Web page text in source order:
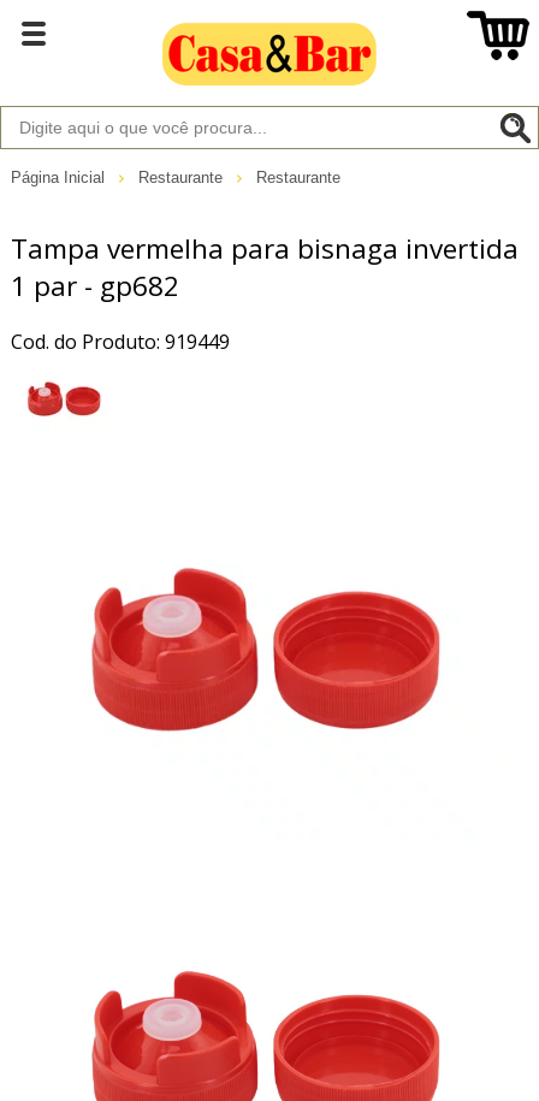
Página Inicial Restaurante Restaurante
Tampa vermelha para bisnaga invertida
1 par - gp682
Cod. do Produto: 919449